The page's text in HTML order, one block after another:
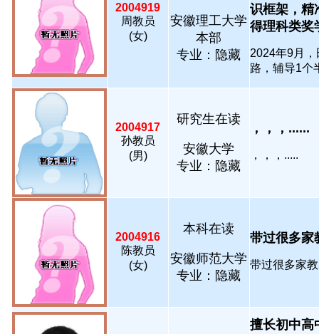
2004919
周教员
(女)
安徽理工大学
本部
专业：隐藏
识框架，精
得理科类奖
2024年9月
路，辅导1个
2004917
孙教员
(男)
研究生在读
安徽大学
专业：隐藏
，，，......
，，，.....
2004916
陈教员
(女)
本科在读
安徽师范大学
专业：隐藏
带过很多家
带过很多家教
擅长初中高